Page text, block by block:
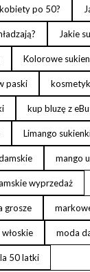
po 50?
Jakie
Kolorowe
paski
kup bluzę z
Limango
mango
wyprzedaż
grosze
moda
50 latki